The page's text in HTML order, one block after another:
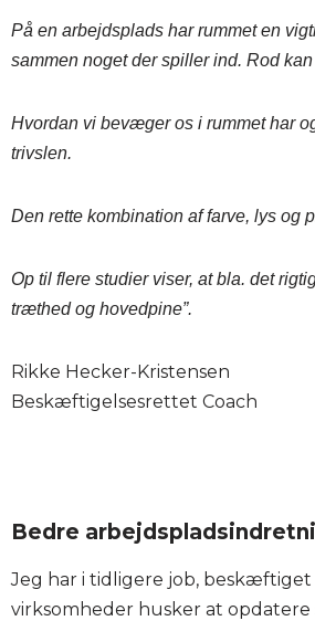
På en arbejdsplads har rummet en
sammen noget der spiller ind. Rod
Hvordan vi bevæger os i rummet har
trivslen.
Den rette kombination af farve, lys og
Op til flere studier viser, at bla. det
træthed og hovedpine”.
Rikke Hecker-Kristensen
Beskæftigelsesrettet Coach
Bedre
Jeg har i tidligere job,
virksomheder husker at